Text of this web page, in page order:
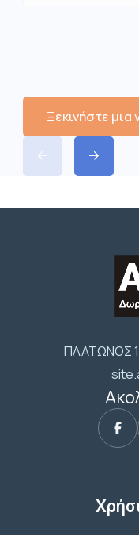
Ξεκινήστε μια
ΠΛΑΤΩΝΟΣ